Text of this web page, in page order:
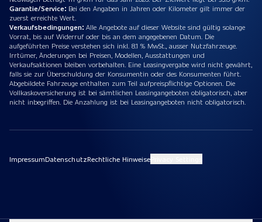
Garantie/Service: Bei den Angaben in Jahren oder Kilometer gilt immer der
zuerst erreichte Wert.
Verkaufsbedingungen: Alle Angebote auf dieser Website sind gültig solange
Vorrat, bis auf Widerruf oder bis an dem angegebenen Datum. Die
aufgeführten Preise verstehen sich inkl. 8.1 % MwSt., ausser Nutzfahrzeuge.
Irrtümer, Änderungen bei Preisen, Modellen, Ausstattungen und
Verkaufsaktionen bleiben vorbehalten. Eine Leasingvergabe wird nicht gewährt,
falls sie zur Überschuldung der Konsumentin oder des Konsumenten führt.
Abgebildete Fahrzeuge enthalten zum Teil aufpreispflichtige Optionen. Die
Vollkaskoversicherung ist bei sämtlichen Leasingangeboten obligatorisch, aber
nicht inbegriffen. Die Anzahlung ist bei Leasingangeboten nicht obligatorisch.
ImpressumDatenschutzRechtliche Hinweise